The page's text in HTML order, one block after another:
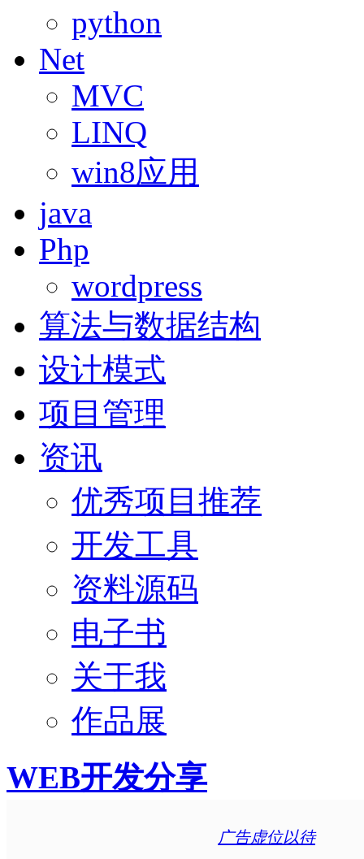
python
Net
MVC
LINQ
win8应用
java
Php
wordpress
算法与数据结构
设计模式
项目管理
资讯
优秀项目推荐
开发工具
资料源码
电子书
关于我
作品展
WEB开发分享
广告虚位以待